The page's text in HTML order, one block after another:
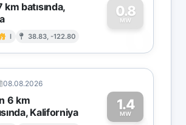
batısında,
I 38.83, -122.80
0.8
MW
0
08.08.2026
6 km
Kaliforniya
1.4
MW